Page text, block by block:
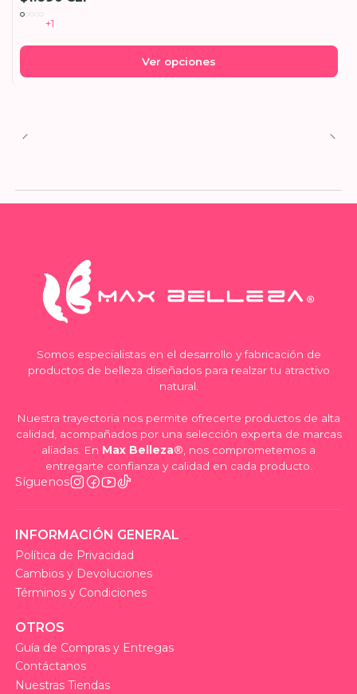
+1
Ver opciones
Somos especialistas en el desarrollo y fabricación de
productos de belleza diseñados para realzar tu atractivo
natural.
Nuestra trayectoria nos permite ofrecerte productos de alta
calidad, acompañados por una selección experta de marcas
aliadas. En Max Belleza® , nos comprometemos a
entregarte confianza y calidad en cada producto.
Síguenos
INFORMACIÓN GENERAL
Política de Privacidad
Cambios y Devoluciones
Términos y Condiciones
OTROS
Guía de Compras y Entregas
Contáctanos
Nuestras Tiendas